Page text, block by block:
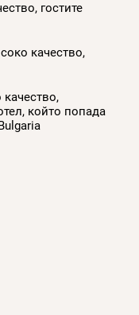
гостите
качество,
който попада